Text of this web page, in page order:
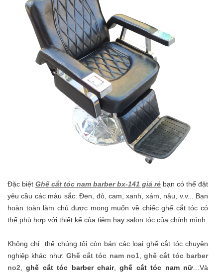
Đặc biệt Ghế cắt tóc nam barber bx-141 giá rẻ bạn có thể đặt
yêu cầu các màu sắc: Đen, đỏ, cam, xanh, xám, nâu, v.v... Bạn
hoàn toàn làm chủ được mong muốn về chiếc ghế cắt tóc có
thể phù hợp với thiết kế của tiệm hay salon tóc của chính mình.
Không chỉ thế chúng tôi còn bán các loại ghế cắt tóc chuyên
nghiệp khác như: Ghế cắt tóc nam no1,ghế cắt tóc barber
no2 ,ghế cắt tóc barber chair,ghế cắt tóc nam nữ…Và